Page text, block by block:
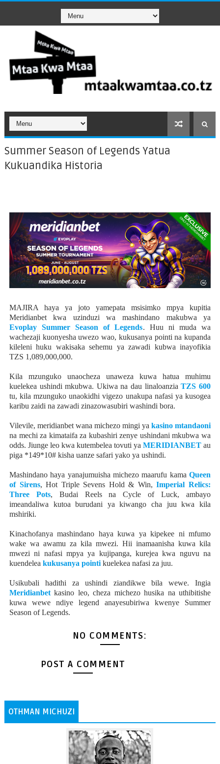
Summer Season of Legends Yatua
Kukuandika Historia
MAJIRA haya ya joto yamepata msisimko mpya kupitia
Meridianbet kwa uzinduzi wa mashindano makubwa ya
Evoplay Summer Season of Legends. Huu ni muda wa
wachezaji kuonyesha uwezo wao, kukusanya pointi na kupanda
kileleni huku wakisaka sehemu ya zawadi kubwa inayofikia
TZS 1,089,000,000.
Kila mzunguko unaocheza unaweza kuwa hatua muhimu
kuelekea ushindi mkubwa. Ukiwa na dau linaloanziaTZS 600
tu, kila mzunguko unaokidhi vigezo unakupa nafasi ya kusogea
karibu zaidi na zawadi zinazowasubiri washindi bora.
Vilevile, meridianbet wana michezo mingi yakasino mtandaoni
na mechi za kimataifa za kubashiri zenye ushindani mkubwa wa
odds. Jiunge leo kwa kutembelea tovuti yaMERIDIANBET au
piga *149*10# kisha uanze safari yako ya ushindi.
Mashindano haya yanajumuisha michezo maarufu kamaQueen
of Sirens, Hot Triple Sevens Hold & Win,Imperial Relics:
Three Pots, Budai Reels na Cycle of Luck, ambayo
imeandaliwa kutoa burudani ya kiwango cha juu kwa kila
mshiriki.
Kinachofanya mashindano haya kuwa ya kipekee ni mfumo
wake wa awamu za kila mwezi. Hii inamaanisha kuwa kila
mwezi ni nafasi mpya ya kujipanga, kurejea kwa nguvu na
kuendelea kukusanya pointikuelekea nafasi za juu.
Usikubali hadithi za ushindi ziandikwe bila wewe. Ingia
Meridianbetkasino leo, cheza michezo husika na uthibitishe
kuwa wewe ndiye legend anayesubiriwa kwenye Summer
Season of Legends.
NO COMMENTS:
POST A COMMENT
OTHMAN MICHUZI